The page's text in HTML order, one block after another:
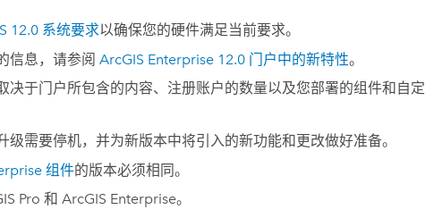
12.0系统要求以确保您的硬件满足当前要求。
信息，请参阅 ArcGIS Enterprise 12.0门户中的新特性。
决于门户所包含的内容、注册账户的数量以及您部署的组件和自定
级需要停机，并为新版本中将引入的新功能和更改做好准备。
组件的版本必须相同。
Pro 和 ArcGIS Enterprise。